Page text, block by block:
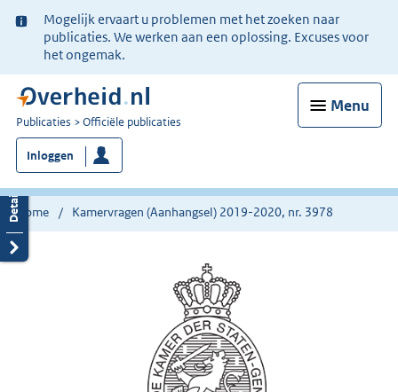
Ter
informatie:
Mogelijk ervaart u problemen met het zoeken naar
publicaties. We werken aan een oplossing. Excuses voor
het ongemak.
Menu
U
bent
nu
hier:
Publicaties Officiële publicaties
Inloggen
Home Kamervragen (Aanhangsel) 2019-2020, nr. 3978